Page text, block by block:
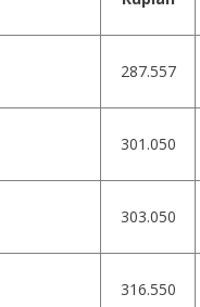
287.557
301.050
303.050
316.550